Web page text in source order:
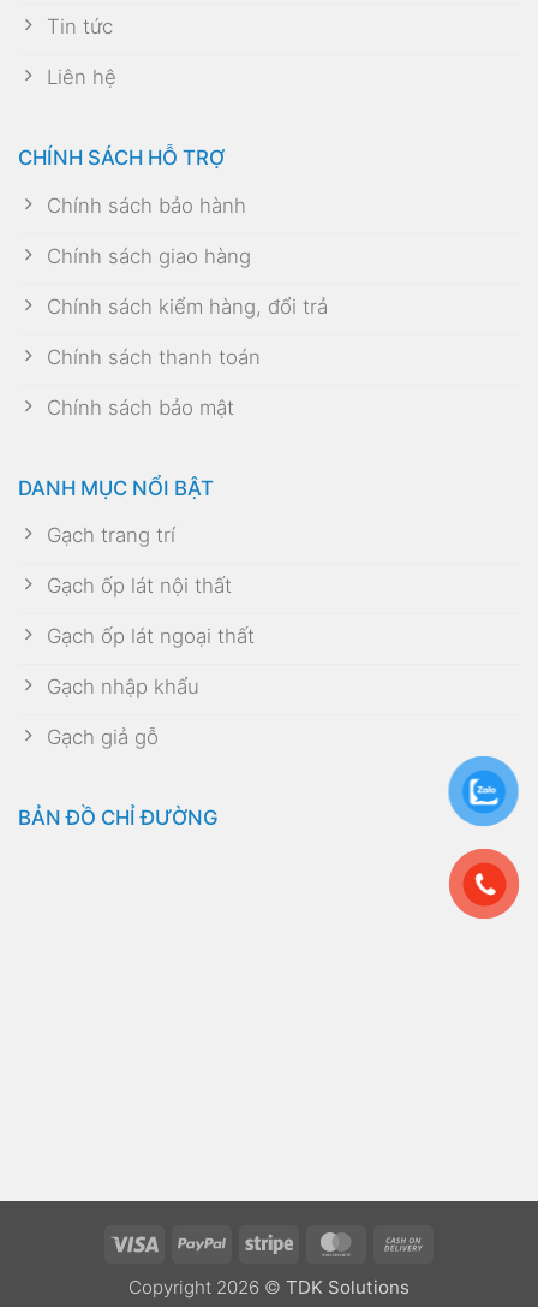
Tin tức
Liên hệ
CHÍNH SÁCH HỖ TRỢ
Chính sách bảo hành
Chính sách giao hàng
Chính sách kiểm hàng, đổi trả
Chính sách thanh toán
Chính sách bảo mật
DANH MỤC NỔI BẬT
Gạch trang trí
Gạch ốp lát nội thất
Gạch ốp lát ngoại thất
Gạch nhập khẩu
Gạch giả gỗ
BẢN ĐỒ CHỈ ĐƯỜNG
Visa PayPal Stripe MasterCard
Copyright 2026 © TDK Solutions